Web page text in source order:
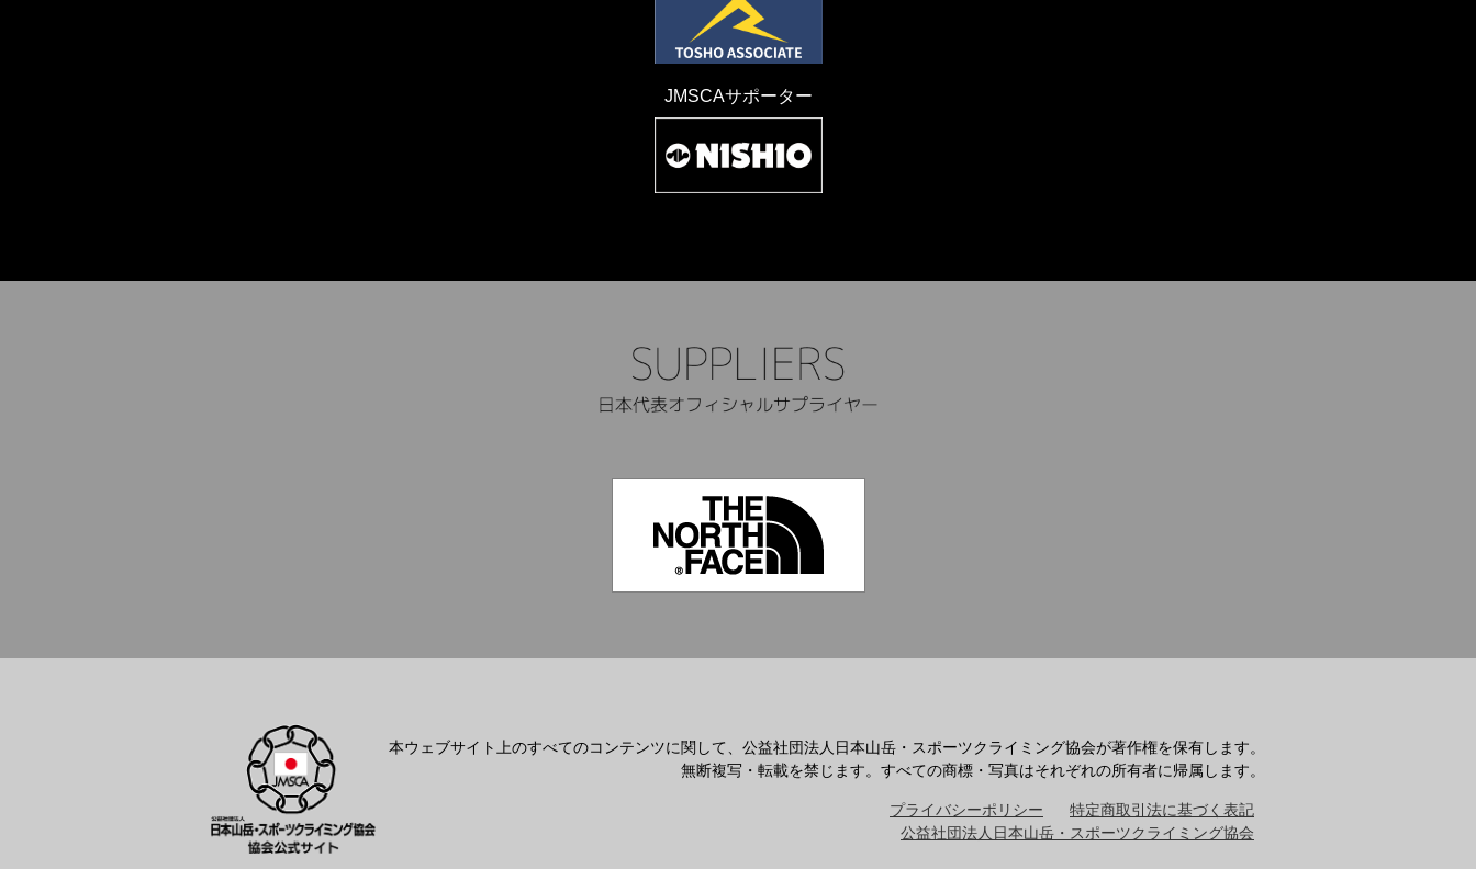
JMSCAサポーター
本ウェブサイト上のすべてのコンテンツに関して、公益社団法人日本山岳・スポーツクライミング協会が著作権を保有します。
無断複写・転載を禁じます。すべての商標・写真はそれぞれの所有者に帰属します。
プライバシーポリシー
特定商取引法に基づく表記
公益社団法人日本山岳・スポーツクライミング協会